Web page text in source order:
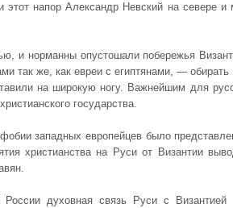
этот напор Александр Невский на севере
и норманны опустошали побережья
так же, как евреи с египтянами, —
на широкую ногу. Важнейшим для
государства.
западных европейцев было
христианства на Руси от Византии
духовная связь Руси с Византией